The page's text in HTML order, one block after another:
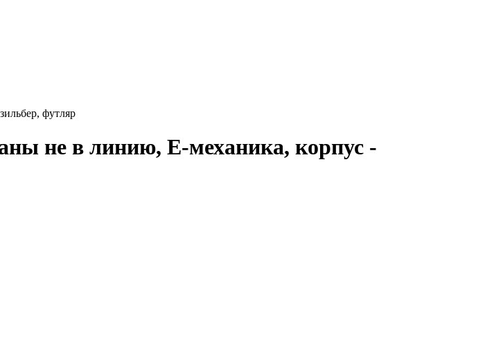
футляр
не в линию, Е-механика, корпус -